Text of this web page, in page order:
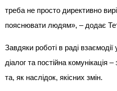
треба не просто директивно
пояснювати людям», – додає
Завдяки роботі в раді
діалог та постійна комунікація
та, як наслідок, якісних змін.